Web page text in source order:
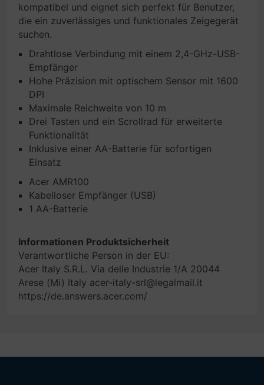
kompatibel und eignet sich perfekt für Benutzer,
die ein zuverlässiges und funktionales Zeigegerät
suchen.
Drahtlose Verbindung mit einem 2,4-GHz-USB-
Empfänger
Hohe Präzision mit optischem Sensor mit 1600
DPI
Maximale Reichweite von 10 m
Drei Tasten und ein Scrollrad für erweiterte
Funktionalität
Inklusive einer AA-Batterie für sofortigen
Einsatz
Acer AMR100
Kabelloser Empfänger (USB)
1 AA-Batterie
Informationen Produktsicherheit
Verantwortliche Person in der EU:
Acer Italy S.R.L. Via delle Industrie 1/A 20044
Arese (Mi) Italy acer-italy-srl@legalmail.it
https://de.answers.acer.com/